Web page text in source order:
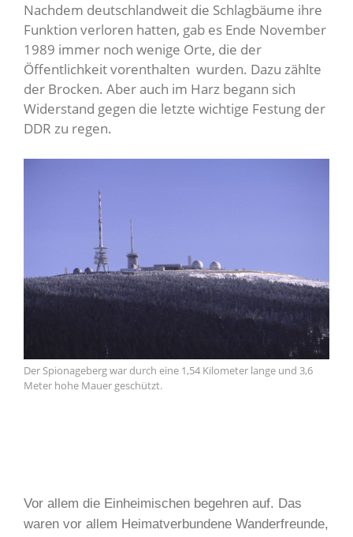
Nachdem deutschlandweit die Schlagbäume ihre
Funktion verloren hatten, gab es Ende November
1989 immer noch wenige Orte, die der
Öffentlichkeit vorenthalten wurden. Dazu zählte
der Brocken. Aber auch im Harz begann sich
Widerstand gegen die letzte wichtige Festung der
DDR zu regen.
Der Spionageberg war durch eine 1,54 Kilometer lange und 3,6
Meter hohe Mauer geschützt.
Vor allem die Einheimischen begehren auf. Das
waren vor allem Heimatverbundene Wanderfreunde,